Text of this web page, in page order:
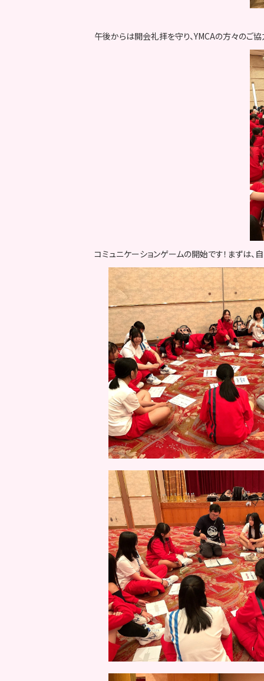
午後からは開会礼拝を守り、YMCAの方々のご
コミュニケーションゲームの開始です！まずは